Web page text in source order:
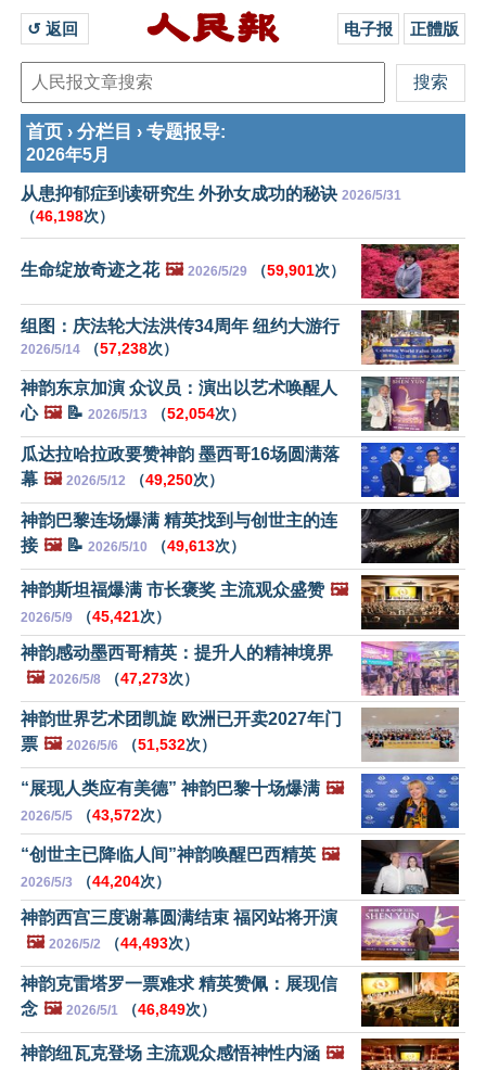
↺ 返回 电子报 正體版
首页 › 分栏目 › 专题报导:
2026年5月
从患抑郁症到读研究生 外孙女成功的秘诀 2026/5/31
（46,198次）
生命绽放奇迹之花 🖼️ 2026/5/29 （59,901次）
组图：庆法轮大法洪传34周年 纽约大游行
2026/5/14 （57,238次）
神韵东京加演 众议员：演出以艺术唤醒人
心 🖼️📝 2026/5/13 （52,054次）
瓜达拉哈拉政要赞神韵 墨西哥16场圆满落
幕 🖼️ 2026/5/12 （49,250次）
神韵巴黎连场爆满 精英找到与创世主的连
接 🖼️📝 2026/5/10 （49,613次）
神韵斯坦福爆满 市长褒奖 主流观众盛赞 🖼️
2026/5/9 （45,421次）
神韵感动墨西哥精英：提升人的精神境界
🖼️ 2026/5/8 （47,273次）
神韵世界艺术团凯旋 欧洲已开卖2027年门
票 🖼️ 2026/5/6 （51,532次）
“展现人类应有美德” 神韵巴黎十场爆满 🖼️
2026/5/5 （43,572次）
“创世主已降临人间”神韵唤醒巴西精英 🖼️
2026/5/3 （44,204次）
神韵西宫三度谢幕圆满结束 福冈站将开演
🖼️ 2026/5/2 （44,493次）
神韵克雷塔罗一票难求 精英赞佩：展现信
念 🖼️ 2026/5/1 （46,849次）
神韵纽瓦克登场 主流观众感悟神性内涵 🖼️